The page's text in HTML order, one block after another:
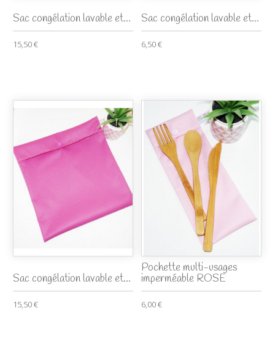
Sac congélation lavable et...
15,50 €
Sac congélation lavable et...
6,50 €
Sac congélation lavable et...
15,50 €
Pochette multi-usages
imperméable ROSE
6,00 €